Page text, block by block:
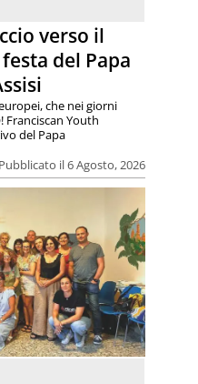
verso il
del Papa
Pubblicato il 6 Agosto, 2026
che nei giorni
Franciscan Youth
del Papa